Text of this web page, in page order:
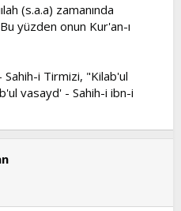
(s.a.a) zamanında
yüzden onun Kur'an-ı
i Tirmizi, "Kilab'ul
vasayd' - Sahih-i ibn-i